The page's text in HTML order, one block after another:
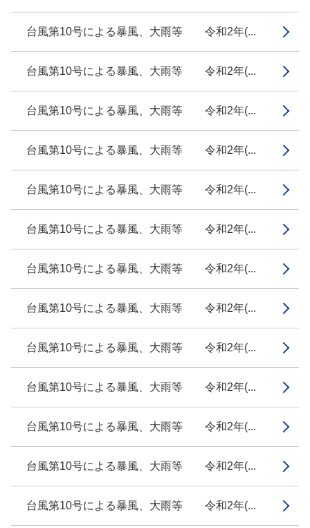
台風第10号による暴風、大雨等 令和2年(...
台風第10号による暴風、大雨等 令和2年(...
台風第10号による暴風、大雨等 令和2年(...
台風第10号による暴風、大雨等 令和2年(...
台風第10号による暴風、大雨等 令和2年(...
台風第10号による暴風、大雨等 令和2年(...
台風第10号による暴風、大雨等 令和2年(...
台風第10号による暴風、大雨等 令和2年(...
台風第10号による暴風、大雨等 令和2年(...
台風第10号による暴風、大雨等 令和2年(...
台風第10号による暴風、大雨等 令和2年(...
台風第10号による暴風、大雨等 令和2年(...
台風第10号による暴風、大雨等 令和2年(...